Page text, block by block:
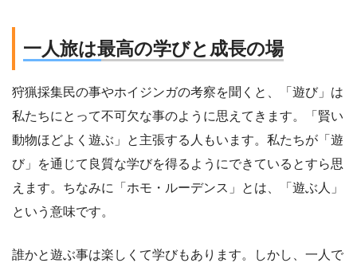
一人旅は最高の学びと成長の場
狩猟採集民の事やホイジンガの考察を聞くと、「遊び」は
私たちにとって不可欠な事のように思えてきます。「賢い
動物ほどよく遊ぶ」と主張する人もいます。私たちが「遊
び」を通じて良質な学びを得るようにできているとすら思
えます。ちなみに「ホモ・ルーデンス」とは、「遊ぶ人」
という意味です。
誰かと遊ぶ事は楽しくて学びもあります。しかし、一人で